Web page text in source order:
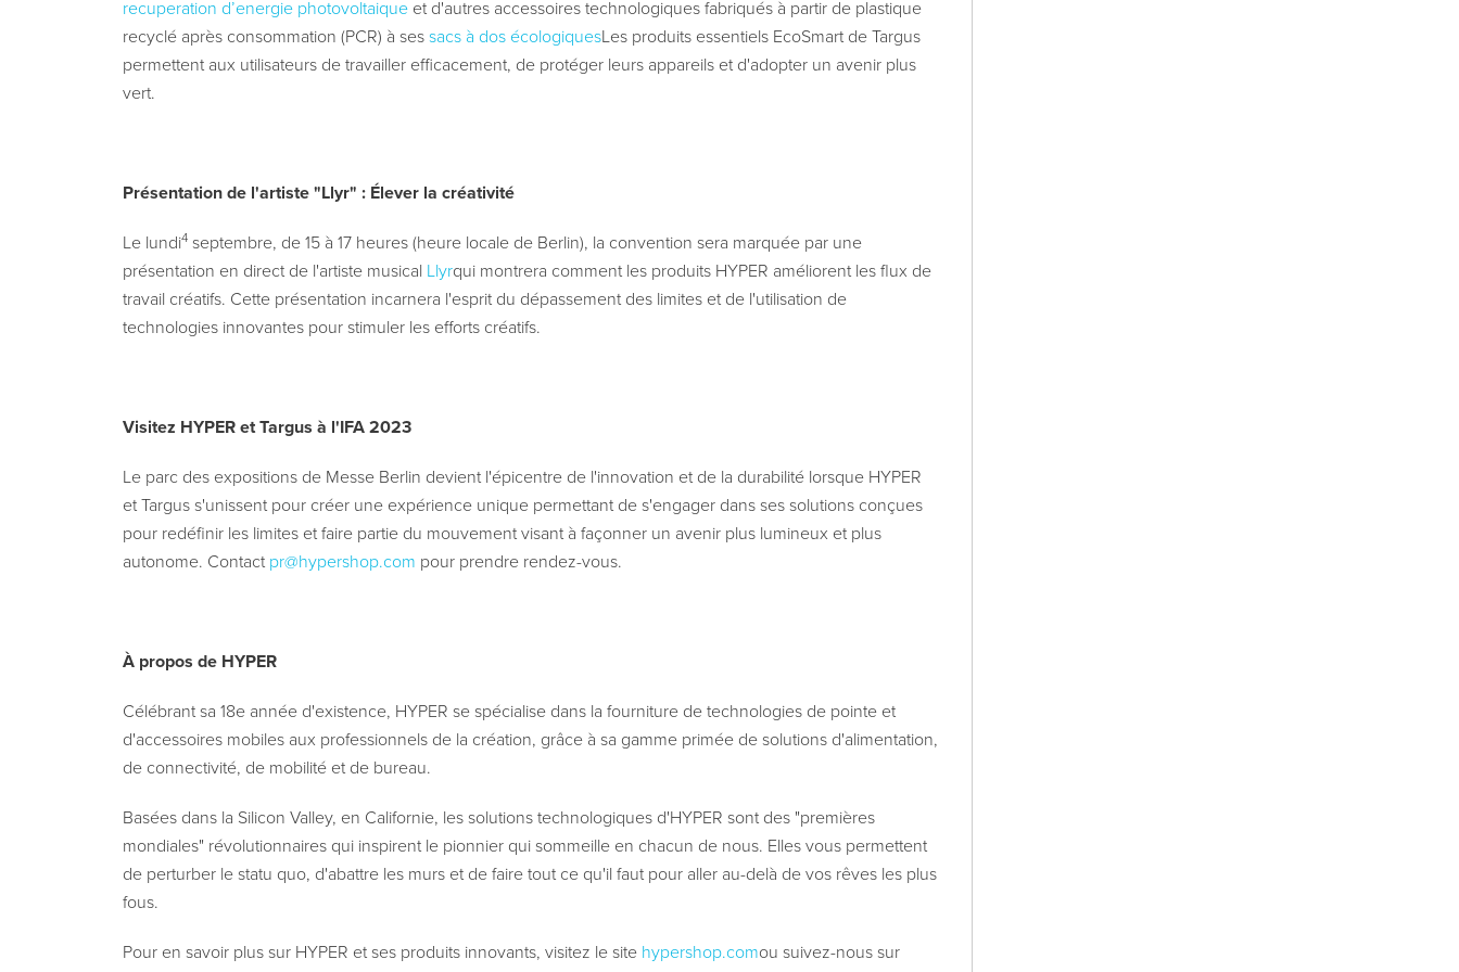
recuperation d’energie photovoltaique et d'autres accessoires technologiques fabriqués à partir de plastique
recyclé après consommation (PCR) à ses sacs à dos écologiquesLes produits essentiels EcoSmart de Targus
permettent aux utilisateurs de travailler efficacement, de protéger leurs appareils et d'adopter un avenir plus
vert.
Présentation de l'artiste "Llyr" : Élever la créativité
Le lundi4septembre, de 15 à 17 heures (heure locale de Berlin), la convention sera marquée par une
présentation en direct de l'artiste musical Llyrqui montrera comment les produits HYPER améliorent les flux de
travail créatifs. Cette présentation incarnera l'esprit du dépassement des limites et de l'utilisation de
technologies innovantes pour stimuler les efforts créatifs.
Visitez HYPER et Targus à l'IFA 2023
Le parc des expositions de Messe Berlin devient l'épicentre de l'innovation et de la durabilité lorsque HYPER
et Targus s'unissent pour créer une expérience unique permettant de s'engager dans ses solutions conçues
pour redéfinir les limites et faire partie du mouvement visant à façonner un avenir plus lumineux et plus
autonome. Contact pr@hypershop.com pour prendre rendez-vous.
À propos de HYPER
Célébrant sa 18e année d'existence, HYPER se spécialise dans la fourniture de technologies de pointe et
d'accessoires mobiles aux professionnels de la création, grâce à sa gamme primée de solutions d'alimentation,
de connectivité, de mobilité et de bureau.
Basées dans la Silicon Valley, en Californie, les solutions technologiques d'HYPER sont des "premières
mondiales" révolutionnaires qui inspirent le pionnier qui sommeille en chacun de nous. Elles vous permettent
de perturber le statu quo, d'abattre les murs et de faire tout ce qu'il faut pour aller au-delà de vos rêves les plus
fous.
Pour en savoir plus sur HYPER et ses produits innovants, visitez le site hypershop.comou suivez-nous sur